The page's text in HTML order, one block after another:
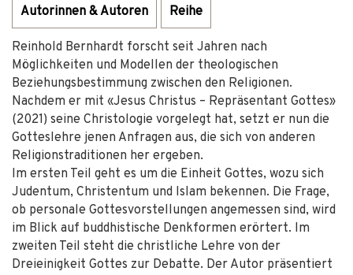
Autorinnen & Autoren Reihe
Reinhold Bernhardt forscht seit Jahren nach
Möglichkeiten und Modellen der theologischen
Beziehungsbestimmung zwischen den Religionen.
Nachdem er mit «Jesus Christus – Repräsentant Gottes»
(2021) seine Christologie vorgelegt hat, setzt er nun die
Gotteslehre jenen Anfragen aus, die sich von anderen
Religionstraditionen her ergeben.
Im ersten Teil geht es um die Einheit Gottes, wozu sich
Judentum, Christentum und Islam bekennen. Die Frage,
ob personale Gottesvorstellungen angemessen sind, wird
im Blick auf buddhistische Denkformen erörtert. Im
zweiten Teil steht die christliche Lehre von der
Dreieinigkeit Gottes zur Debatte. Der Autor präsentiert